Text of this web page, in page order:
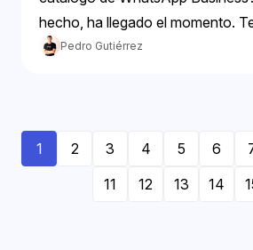
hecho, ha llegado el momento.
cómo hacer tu catálogo.
Pedro Gutiérrez
1 2 3 4 5 6
11
12 13 14